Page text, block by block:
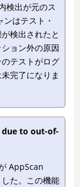
検出が元のス
はテスト・
検出されたと
ョン外の原因
テストがログ
完了になりま
due to out-of-
AppScan
た。この機能